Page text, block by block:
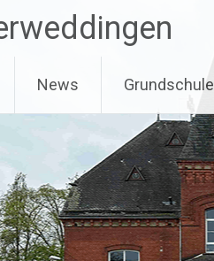
News Grundschule